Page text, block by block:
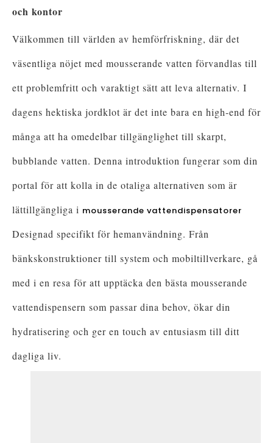
och kontor
Välkommen till världen av hemförfriskning, där det
väsentliga nöjet med mousserande vatten förvandlas till
ett problemfritt och varaktigt sätt att leva alternativ. I
dagens hektiska jordklot är det inte bara en high-end för
många att ha omedelbar tillgänglighet till skarpt,
bubblande vatten. Denna introduktion fungerar som din
portal för att kolla in de otaliga alternativen som är
lättillgängliga i mousserande vattendispensatorer
Designad specifikt för hemanvändning. Från
bänkskonstruktioner till system och mobiltillverkare, gå
med i en resa för att upptäcka den bästa mousserande
vattendispensern som passar dina behov, ökar din
hydratisering och ger en touch av entusiasm till ditt
dagliga liv.